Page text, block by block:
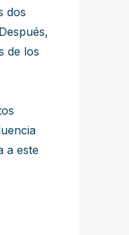
dos
de los
a este